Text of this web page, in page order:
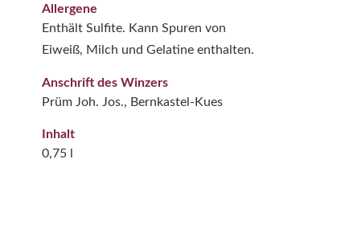
Allergene
Enthält Sulfite. Kann Spuren von
Eiweiß, Milch und Gelatine enthalten.
Anschrift des Winzers
Prüm Joh. Jos., Bernkastel-Kues
Inhalt
0,75 l